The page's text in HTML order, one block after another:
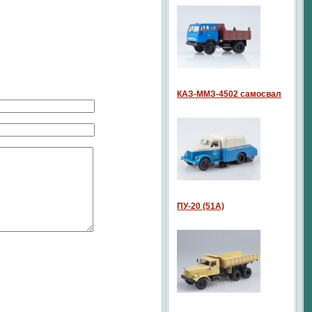
КАЗ-ММЗ-4502 самосвал
ПУ-20 (51А)